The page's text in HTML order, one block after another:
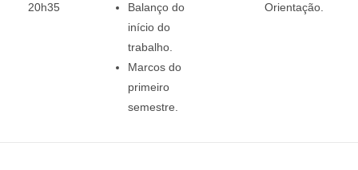
20h35
Balanço do
início do
trabalho.
Marcos do
primeiro
semestre.
Orientação.